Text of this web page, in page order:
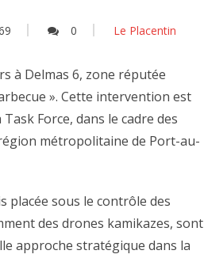
0 Le Placentin
à Delmas 6, zone réputée
». Cette intervention est
Force, dans le cadre des
métropolitaine de Port-au-
placée sous le contrôle des
des drones kamikazes, sont
approche stratégique dans la